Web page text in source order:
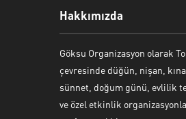
Hakkımızda
Göksu Organizasyon olarak
çevresinde düğün, nişan, kına
sünnet, doğum günü, evlilik
ve özel etkinlik
Bekir Kiper